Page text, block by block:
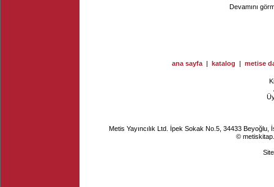
Devamını
ana sayfa | katalog | metise
Metis Yayıncılık Ltd. İpek Sokak No.5, 34433
©